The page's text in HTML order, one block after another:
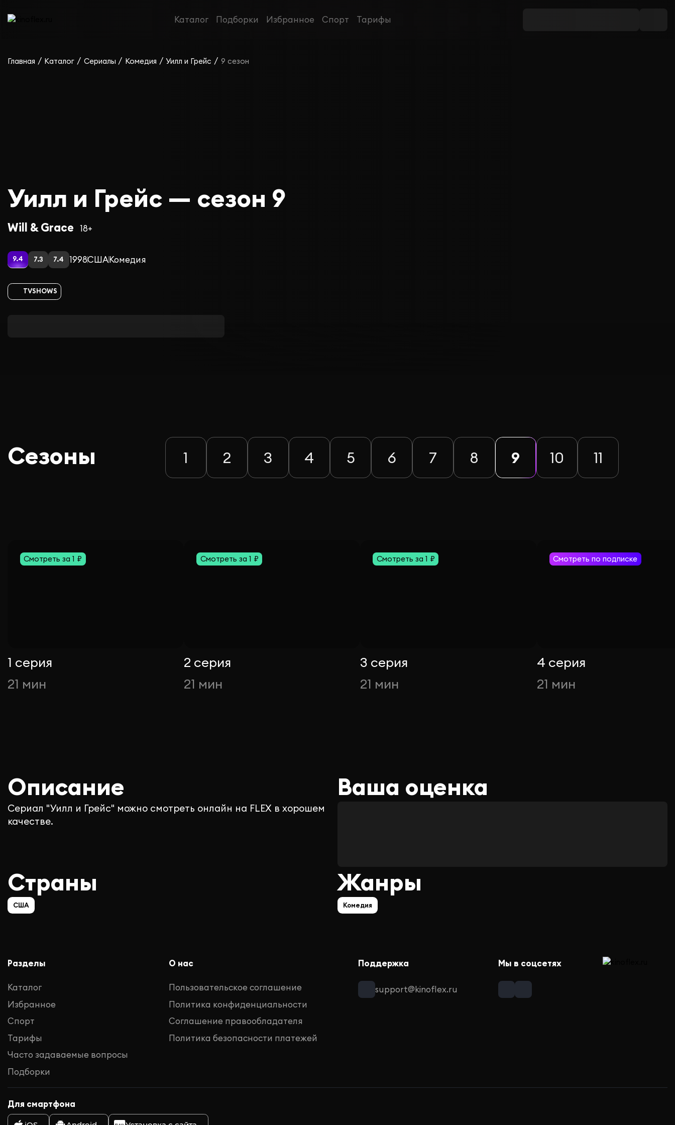
Каталог Подборки Избранное Спорт Тарифы
Главная / Каталог / Сериалы / Комедия / Уилл и Грейс / 9 сезон
Уилл и Грейс — сезон 9
Will & Grace 18+
9.4 7.3 7.4 1998СШАКомедия
TVSHOWS
Сезоны 1 2 3 4 5 6 7 8 9 10 11
Смотреть за 1 ₽
1 серия
21 мин
Смотреть за 1 ₽
2 серия
21 мин
Смотреть за 1 ₽
3 серия
21 мин
Смотреть по подписке
4 серия
21 мин
Описание
Сериал "Уилл и Грейс" можно смотреть онлайн на FLEX в хорошем
качестве.
Ваша оценка
Страны
США
Жанры
Комедия
Разделы
Каталог
Избранное
Спорт
Тарифы
Часто задаваемые вопросы
Подборки
О нас
Пользовательское соглашение
Политика конфиденциальности
Соглашение правообладателя
Политика безопасности платежей
Поддержка
support@kinoflex.ru
Мы в соцсетях
Для смартфона